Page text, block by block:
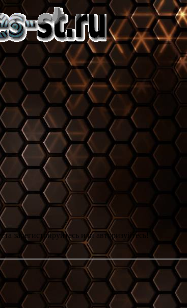
зарегистрируйтесь или авторизуйтесь!